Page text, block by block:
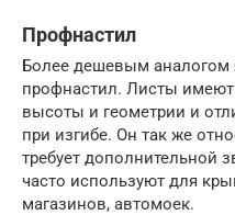
Профнастил
Более дешевым аналогом
профнастил. Листы
высоты и геометрии и
при изгибе. Он так же
требует дополнительной
часто используют для
магазинов, автомоек.